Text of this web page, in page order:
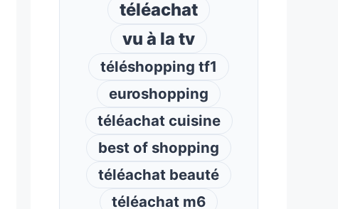
téléachat
vu à la tv
téléshopping tf1
euroshopping
téléachat cuisine
best of shopping
téléachat beauté
téléachat m6